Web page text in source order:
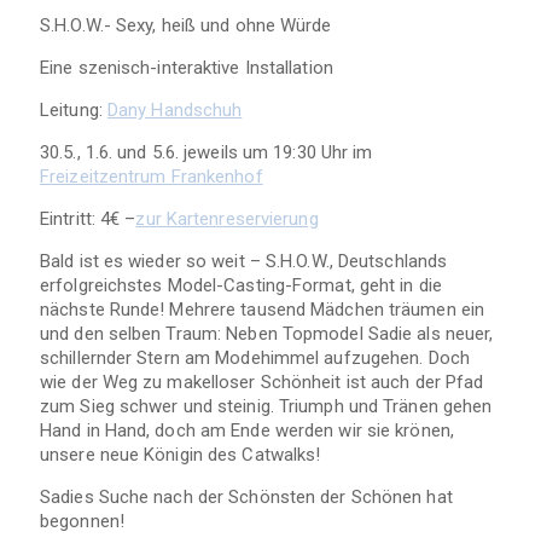
S.H.O.W.- Sexy, heiß und ohne Würde
Eine szenisch-interaktive Installation
Leitung: Dany Handschuh
30.5., 1.6. und 5.6. jeweils um 19:30 Uhr im
Freizeitzentrum Frankenhof
Eintritt: 4€ –zur Kartenreservierung
Bald ist es wieder so weit – S.H.O.W., Deutschlands
erfolgreichstes Model-Casting-Format, geht in die
nächste Runde! Mehrere tausend Mädchen träumen ein
und den selben Traum: Neben Topmodel Sadie als neuer,
schillernder Stern am Modehimmel aufzugehen. Doch
wie der Weg zu makelloser Schönheit ist auch der Pfad
zum Sieg schwer und steinig. Triumph und Tränen gehen
Hand in Hand, doch am Ende werden wir sie krönen,
unsere neue Königin des Catwalks!
Sadies Suche nach der Schönsten der Schönen hat
begonnen!